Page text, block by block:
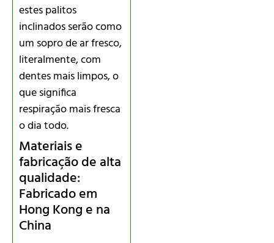
estes palitos
inclinados serão como
um sopro de ar fresco,
literalmente, com
dentes mais limpos, o
que significa
respiração mais fresca
o dia todo.
Materiais e
fabricação de alta
qualidade:
Fabricado em
Hong Kong e na
China